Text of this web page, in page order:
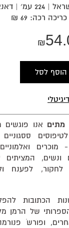
יצא ב-2016 בישראל |
₪
הוסף לסל
מתים אנו
מוכרים
ונשים, המציתים
לחקור, לפענח
הכתובות
של הרמן
ופורשֹ